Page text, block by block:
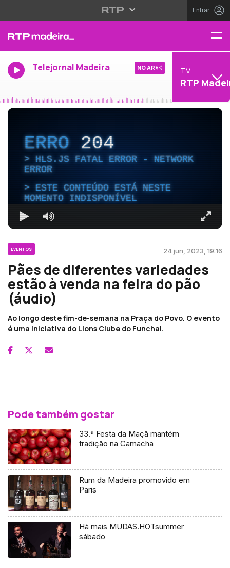
Entrar
Telejornal Madeira NO AR TV
RTP
ERRO204
HLS.JS FATAL ERROR - NETWORK
ERROR
ESTE CONTEÚDO ESTÁ NESTE
MOMENTO INDISPONÍVEL
EVENTOS 24 jun, 2023, 19:16
Pães de diferentes variedades
estão à venda na feira do pão
(áudio)
Ao longo deste fim-de-semana na Praça do Povo. O evento
é uma iniciativa do Lions Clube do Funchal.
Pode também gostar
33.ª Festa da Maçã mantém
tradição na Camacha
Rum da Madeira promovido em
Paris
Há mais MUDAS.HOTsummer
sábado